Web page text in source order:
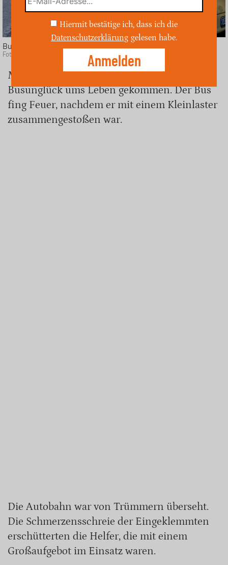
Busunfall (Symbolfoto)
Foto: Depositphotos
Mindestens 10 Menschen sind bei einem
Busunglück ums Leben gekommen. Der Bus
fing Feuer, nachdem er mit einem Kleinlaster
zusammengestoßen war.
Die Autobahn war von Trümmern überseht.
Die Schmerzensschreie der Eingeklemmten
erschütterten die Helfer, die mit einem
Großaufgebot im Einsatz waren.
Hiermit bestätige ich, dass ich die
Datenschutzerklärung gelesen habe.